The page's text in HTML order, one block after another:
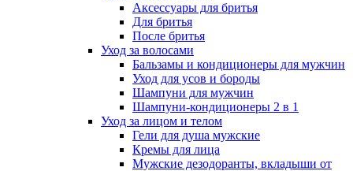
Аксессуары для бритья
Для бритья
После бритья
Уход за волосами
Бальзамы и кондиционеры для мужчин
Уход для усов и бороды
Шампуни для мужчин
Шампуни-кондиционеры 2 в 1
Уход за лицом и телом
Гели для душа мужские
Кремы для лица
Мужские дезодоранты, вкладыши от